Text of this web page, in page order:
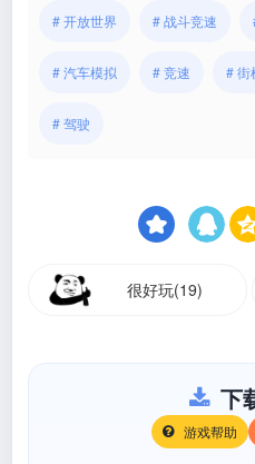
# 开放世界 # 战斗竞速
# 汽车模拟 # 竞速 # 街
# 驾驶
很好玩(19)
下
游戏帮助